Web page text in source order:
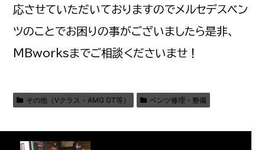
応させていただいておりますのでメルセデスベン
ツのことでお困りの事がございましたら是非、
MBworksまでご相談くださいませ！
その他（Vクラス・AMG GT等） ベンツ修理・整備